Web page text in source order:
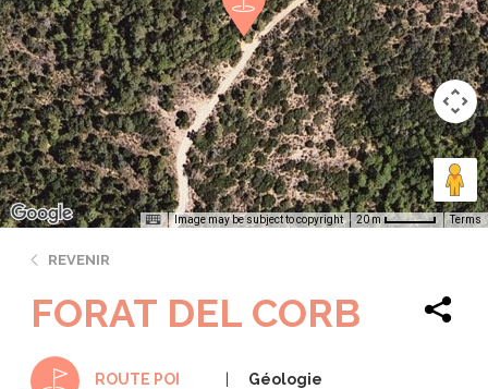
Image may be subject to copyright 20 m Terms
REVENIR
FORAT DEL CORB
ROUTE POI Géologie